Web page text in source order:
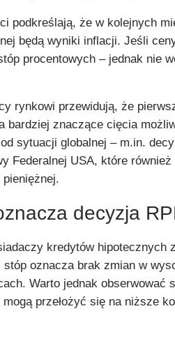
podkreślają, że w kolejnych
będą wyniki inflacji. Jeśli
procentowych – jednak nie
rynkowi przewidują, że
bardziej znaczące cięcia
sytuacji globalnej – m.in.
Federalnej USA, które
decyzja
kredytów hipotecznych
stóp oznacza brak zmian w
Warto jednak obserwować
przełożyć się na niższe